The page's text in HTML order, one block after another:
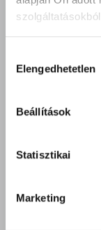
kiválasztása
Elengedhetetlen
Beállítások
Statisztikai
Marketing
Utoljára